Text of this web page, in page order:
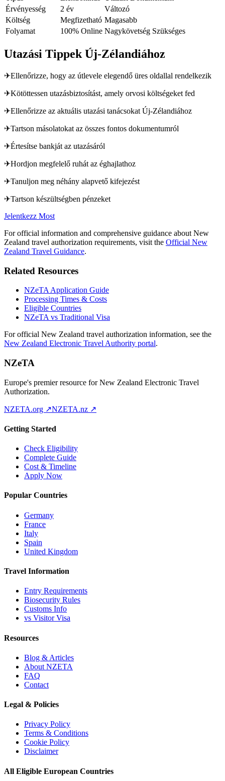
Érvényesség
2 év
Változó
Költség
Megfizetható Magasabb
Folyamat
100% Online Nagykövetség Szükséges
Utazási Tippek Új-Zélandiához
✈Ellenőrizze, hogy az útlevele elegendő üres oldallal rendelkezik
✈Kötöttessen utazásbiztosítást, amely orvosi költségeket fed
✈Ellenőrizze az aktuális utazási tanácsokat Új-Zélandiához
✈Tartson másolatokat az összes fontos dokumentumról
✈Értesítse bankját az utazásáról
✈Hordjon megfelelő ruhát az éghajlathoz
✈Tanuljon meg néhány alapvető kifejezést
✈Tartson készültségben pénzeket
Jelentkezz Most
For official information and comprehensive guidance about New
Zealand travel authorization requirements, visit the Official New
Zealand Travel Guidance.
Related Resources
NZeTA Application Guide
Processing Times & Costs
Eligible Countries
NZeTA vs Traditional Visa
For official New Zealand travel authorization information, see the
New Zealand Electronic Travel Authority portal.
NZeTA
Europe's premier resource for New Zealand Electronic Travel
Authorization.
NZETA.org ↗NZETA.nz ↗
Getting Started
Check Eligibility
Complete Guide
Cost & Timeline
Apply Now
Popular Countries
Germany
France
Italy
Spain
United Kingdom
Travel Information
Entry Requirements
Biosecurity Rules
Customs Info
vs Visitor Visa
Resources
Blog & Articles
About NZETA
FAQ
Contact
Legal & Policies
Privacy Policy
Terms & Conditions
Cookie Policy
Disclaimer
All Eligible European Countries